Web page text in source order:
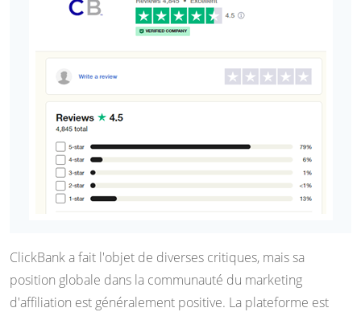
ClickBank a fait l'objet de diverses critiques, mais sa
position globale dans la communauté du marketing
d'affiliation est généralement positive. La plateforme est